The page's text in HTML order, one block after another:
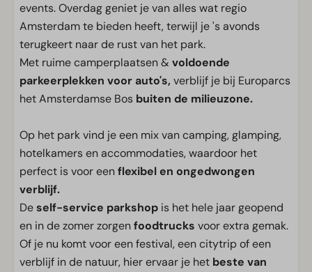
events. Overdag geniet je van alles wat regio
Amsterdam te bieden heeft, terwijl je 's avonds
terugkeert naar de rust van het park.
Met ruime camperplaatsen & voldoende
parkeerplekken voor auto's, verblijf je bij Europarcs
het Amsterdamse Bos buiten de milieuzone.
Op het park vind je een mix van camping, glamping,
hotelkamers en accommodaties, waardoor het
perfect is voor eenflexibel en ongedwongen
verblijf.
Deself-service parkshop is het hele jaar geopend
en in de zomer zorgenfoodtrucks voor extra gemak.
Of je nu komt voor een festival, een citytrip of een
verblijf in de natuur, hier ervaar je het beste van